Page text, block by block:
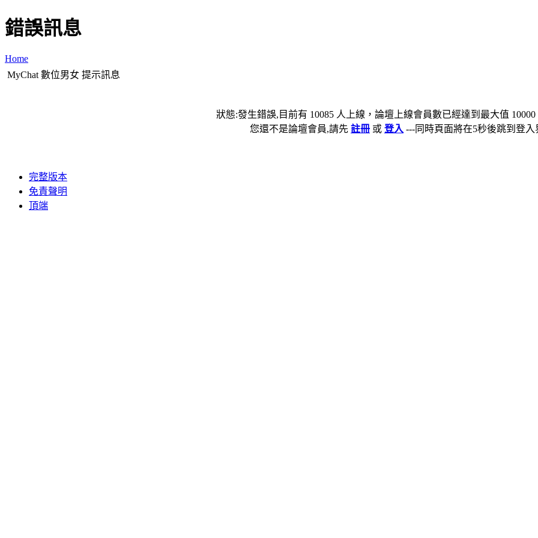
錯誤訊息
Home
MyChat 數位男女 提示訊息
狀態:發生錯誤,目前有 10085 人上線，論壇上線會員數已經達到最大值
您還不是論壇會員,請先 註冊 或 登入 ---同時頁面將在5秒後跳到登入
完整版本
免責聲明
頂端